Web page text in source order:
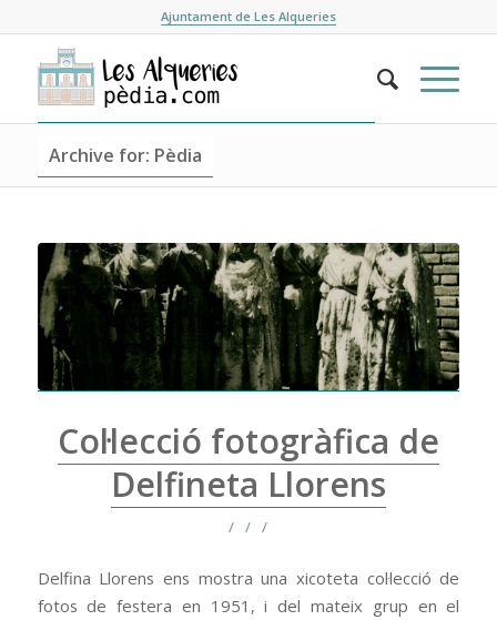
Ajuntament de Les Alqueries
Archive for: Pèdia
Col·lecció fotogràfica de
Delfineta Llorens
/ / /
Delfina Llorens ens mostra una xicoteta col·lecció de
fotos de festera en 1951, i del mateix grup en el